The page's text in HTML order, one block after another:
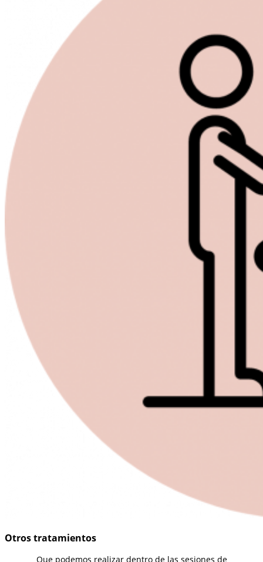
Otros tratamientos
Que podemos realizar dentro de las sesiones de